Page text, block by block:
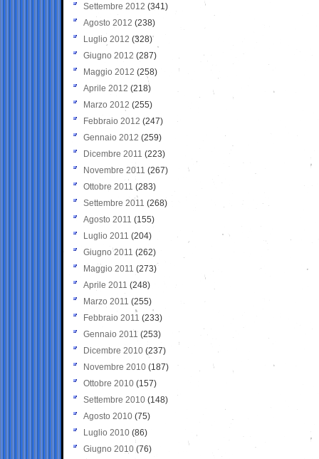
Settembre 2012 (341)
Agosto 2012 (238)
Luglio 2012 (328)
Giugno 2012 (287)
Maggio 2012 (258)
Aprile 2012 (218)
Marzo 2012 (255)
Febbraio 2012 (247)
Gennaio 2012 (259)
Dicembre 2011 (223)
Novembre 2011 (267)
Ottobre 2011 (283)
Settembre 2011 (268)
Agosto 2011 (155)
Luglio 2011 (204)
Giugno 2011 (262)
Maggio 2011 (273)
Aprile 2011 (248)
Marzo 2011 (255)
Febbraio 2011 (233)
Gennaio 2011 (253)
Dicembre 2010 (237)
Novembre 2010 (187)
Ottobre 2010 (157)
Settembre 2010 (148)
Agosto 2010 (75)
Luglio 2010 (86)
Giugno 2010 (76)